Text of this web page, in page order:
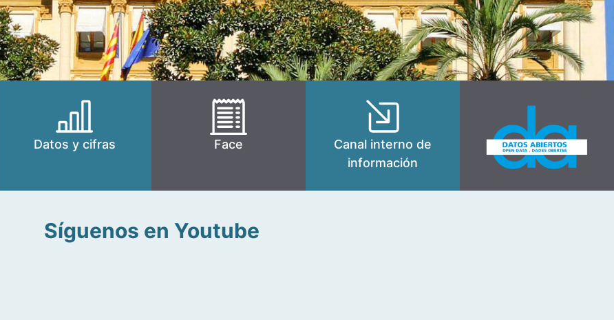
Datos y cifras Face
Canal interno de
información
Síguenos en Youtube